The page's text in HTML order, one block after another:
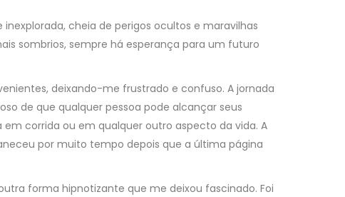
cheia de perigos ocultos e maravilhas
sombrios, sempre há esperança para um futuro
deixando-me frustrado e confuso. A jornada
de que qualquer pessoa pode alcançar seus
corrida ou em qualquer outro aspecto da vida. A
por muito tempo depois que a última página
forma hipnotizante que me deixou fascinado. Foi